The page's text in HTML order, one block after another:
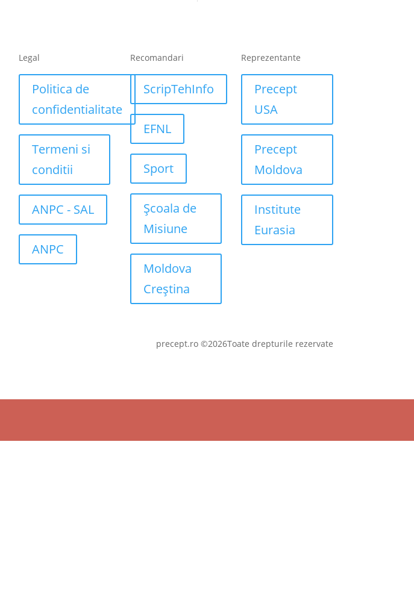
Legal
Politica de
confidentialitate
Termeni si
conditii
ANPC - SAL
ANPC
Recomandari
ScripTehInfo
EFNL
Sport
Școala de
Misiune
Moldova
Creștina
Reprezentante
Precept
USA
Precept
Moldova
Institute
Eurasia
precept.ro ©2026Toate drepturile rezervate